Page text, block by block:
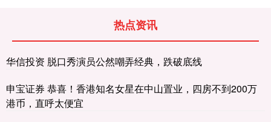
热点资讯
华信投资 脱口秀演员公然嘲弄经典，跌破底线
申宝证券 恭喜！香港知名女星在中山置业，四房不到200万
港币，直呼太便宜